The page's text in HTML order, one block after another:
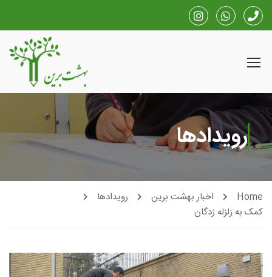
رویدادها
Home اخبار بهشت برین
رویدادها
کمک به زلزله زدگان